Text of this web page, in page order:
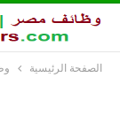
الصفحة الرئيسية